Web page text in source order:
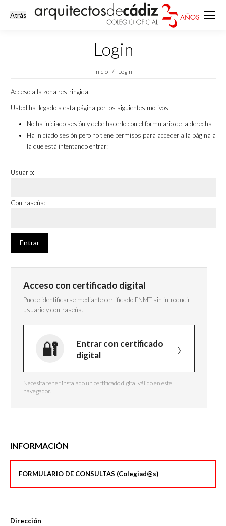
Login
Estás aquí:
Inicio Login
Acceso a la zona restringida.
Usted ha llegado a esta página por los siguientes motivos:
No ha iniciado sesión y debe hacerlo con el formulario de la derecha
Ha iniciado sesión pero no tiene permisos para acceder a la página a
la que está intentando entrar:
Usuario:
Contraseña:
Acceso con certificado digital
Puede identificarse mediante certificado FNMT sin introducir
usuario y contraseña.
Entrar con certificado
digital
Necesita tener instalado un certificado digital válido en este
navegador.
INFORMACIÓN
FORMULARIO DE CONSULTAS (Colegiad@s)
Dirección